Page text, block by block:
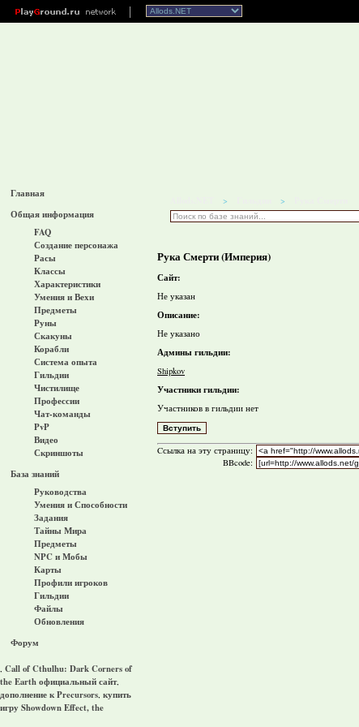
Главная
Общая информация
FAQ
Создание персонажа
Расы
Классы
Характеристики
Умения и Вехи
Предметы
Руны
Скакуны
Корабли
Система опыта
Гильдии
Чистилище
Профессии
Чат-команды
PvP
Видео
Скриншоты
База знаний
Руководства
Умения и Способности
Задания
Тайны Мира
Предметы
NPC и Мобы
Карты
Профили игроков
Гильдии
Файлы
Обновления
Форум
, Call of Cthulhu: Dark Corners of
the Earth официальный сайт,
дополнение к Precursors, купить
игру Showdown Effect, the
> >
Рука Смерти (Империя)
Сайт:
Не указан
Описание:
Не указано
Админы гильдии:
Shipkov
Участники гильдии:
Участников в гильдии нет
Cсылка на эту страницу:
BBcode: